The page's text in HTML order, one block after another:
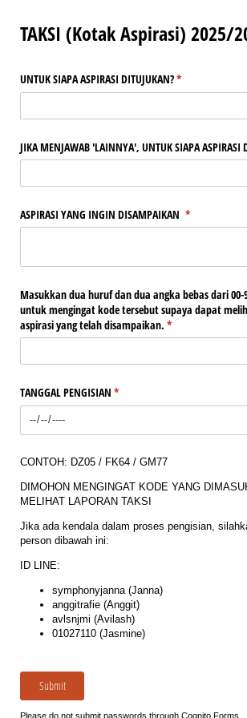
TAKSI (Kotak Aspirasi) 2025/
UNTUK SIAPA ASPIRASI DITUJUKAN?*
(required)
JIKA MENJAWAB 'LAINNYA', UNTUK SIAPA ASPIRASI
ASPIRASI YANG INGIN DISAMPAIKAN *
(required)
Masukkan dua huruf dan dua angka bebas dari 00-
untuk mengingat kode tersebut supaya dapat
aspirasi yang telah disampaikan. *
(required)
TANGGAL PENGISIAN *
(required)
CONTOH: DZ05 / FK64 / GM77
DIMOHON MENGINGAT KODE YANG
MELIHAT LAPORAN TAKSI
Jika ada kendala dalam proses pengisian,
person dibawah ini:
ID LINE:
symphonyjanna (Janna)
anggitrafie (Anggit)
avlsnjmi (Avilash)
01027110 (Jasmine)
Submit
Please do not submit passwords through Cognito Forms.